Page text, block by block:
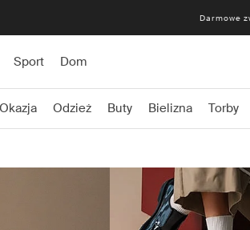
Darmowe
Sport Dom
Okazja Odzież Buty Bielizna Torby